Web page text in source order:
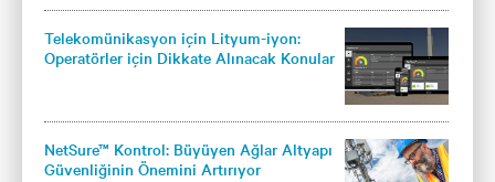
Telekomünikasyon için Lityum-iyon:
Operatörler için Dikkate Alınacak Konular
NetSure™ Kontrol: Büyüyen Ağlar Altyapı
Güvenliğinin Önemini Artırıyor